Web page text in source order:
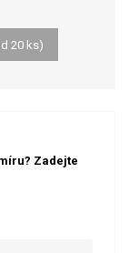
20 ks)
Zadejte